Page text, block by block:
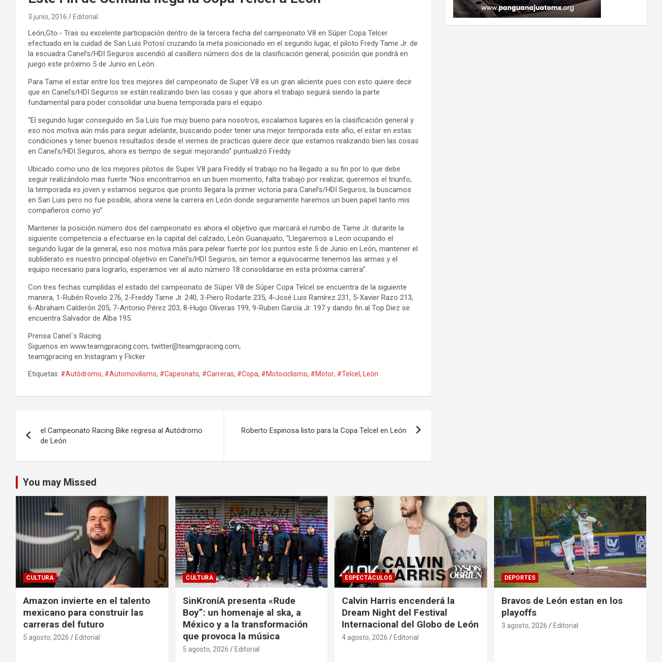
3 junio, 2016 Editorial
León,Gto.- Tras su excelente participación dentro de la tercera fecha del campeonato V8 en Súper Copa Telcer
efectuado en la cuidad de San Luis Potosí cruzando la meta posicionado en el segundo lugar, el piloto Fredy Tame Jr. de
la escuadra Canel’s/HDI Seguros ascendió al casillero número dos de la clasificación general, posición que pondrá en
juego este próximo 5 de Junio en León.
Para Tame el estar entre los tres mejores del campeonato de Super V8 es un gran aliciente pues con esto quiere decir
que en Canel’s/HDI Seguros se están realizando bien las cosas y que ahora el trabajo seguirá siendo la parte
fundamental para poder consolidar una buena temporada para el equipo.
“El segundo lugar conseguido en Sa Luis fue muy bueno para nosotros, escalamos lugares en la clasificación general y
eso nos motiva aún más para seguir adelante, buscando poder tener una mejor temporada este año, el estar en estas
condiciones y tener buenos resultados desde el viernes de practicas quiere decir que estamos realizando bien las cosas
en Canel’s/HDI Seguros, ahora es tiempo de seguir mejorando” puntualizó Freddy.
Ubicado como uno de los mejores pilotos de Super V8 para Freddy el trabajo no ha llegado a su fin por lo que debe
seguir realizándolo mas fuerte “Nos encontramos en un buen momento, falta trabajo por realizar, queremos el triunfo,
la temporada es joven y estamos seguros que pronto llegara la primer victoria para Canel’s/HDI Seguros, la buscamos
en San Luis pero no fue posible, ahora viene la carrera en León donde seguramente haremos un buen papel tanto mis
compañeros como yo”.
Mantener la posición número dos del campeonato es ahora el objetivo que marcará el rumbo de Tame Jr. durante la
siguiente competencia a efectuarse en la capital del calzado, León Guanajuato, “Llegaremos a Leon ocupando el
segundo lugar de la general, eso nos motiva más para pelear fuerte por los puntos este 5 de Junio en León, mantener el
subliderato es nuestro principal objetivo en Canel’s/HDI Seguros, sin temor a equivocarme tenemos las armas y el
equipo necesario para lograrlo, esperamos ver al auto número 18 consolidarse en esta próxima carrera”.
Con tres fechas cumplidas el estado del campeonato de Súper V8 de Súper Copa Telcel se encuentra de la siguiente
manera, 1-Rubén Rovelo 276, 2-Freddy Tame Jr. 240, 3-Piero Rodarte 235, 4-José Luis Ramírez 231, 5-Xavier Razo 213,
6-Abraham Calderón 205, 7-Antonio Pérez 203, 8-Hugo Oliveras 199, 9-Ruben García Jr. 197 y dando fin al Top Diez se
encuentra Salvador de Alba 195.
Prensa Canel´s Racing
Siguenos en www.teamgpracing.com, twitter@teamgpracing.com,
teamgpracing en Instagram y Flicker
Etiquetas: #Autódromo, #Automovilismo, #Capeonato, #Carreras, #Copa, #Motociclismo, #Motor, #Telcel , León
de
entradas
el Campeonato Racing Bike regresa al Autódromo
de León
Roberto Espinosa listo para la Copa Telcel en León
You may Missed
CULTURA
Amazon invierte en el talento
mexicano para construir las
carreras del futuro
5 agosto, 2026 Editorial
CULTURA
SinKroníA presenta «Rude
Boy”: un homenaje al ska, a
México y a la transformación
que provoca la música
5 agosto, 2026 Editorial
ESPECTÁCULOS
Calvin Harris encenderá la
Dream Night del Festival
Internacional del Globo de León
4 agosto, 2026 Editorial
DEPORTES
Bravos de León estan en los
playoffs
3 agosto, 2026 Editorial